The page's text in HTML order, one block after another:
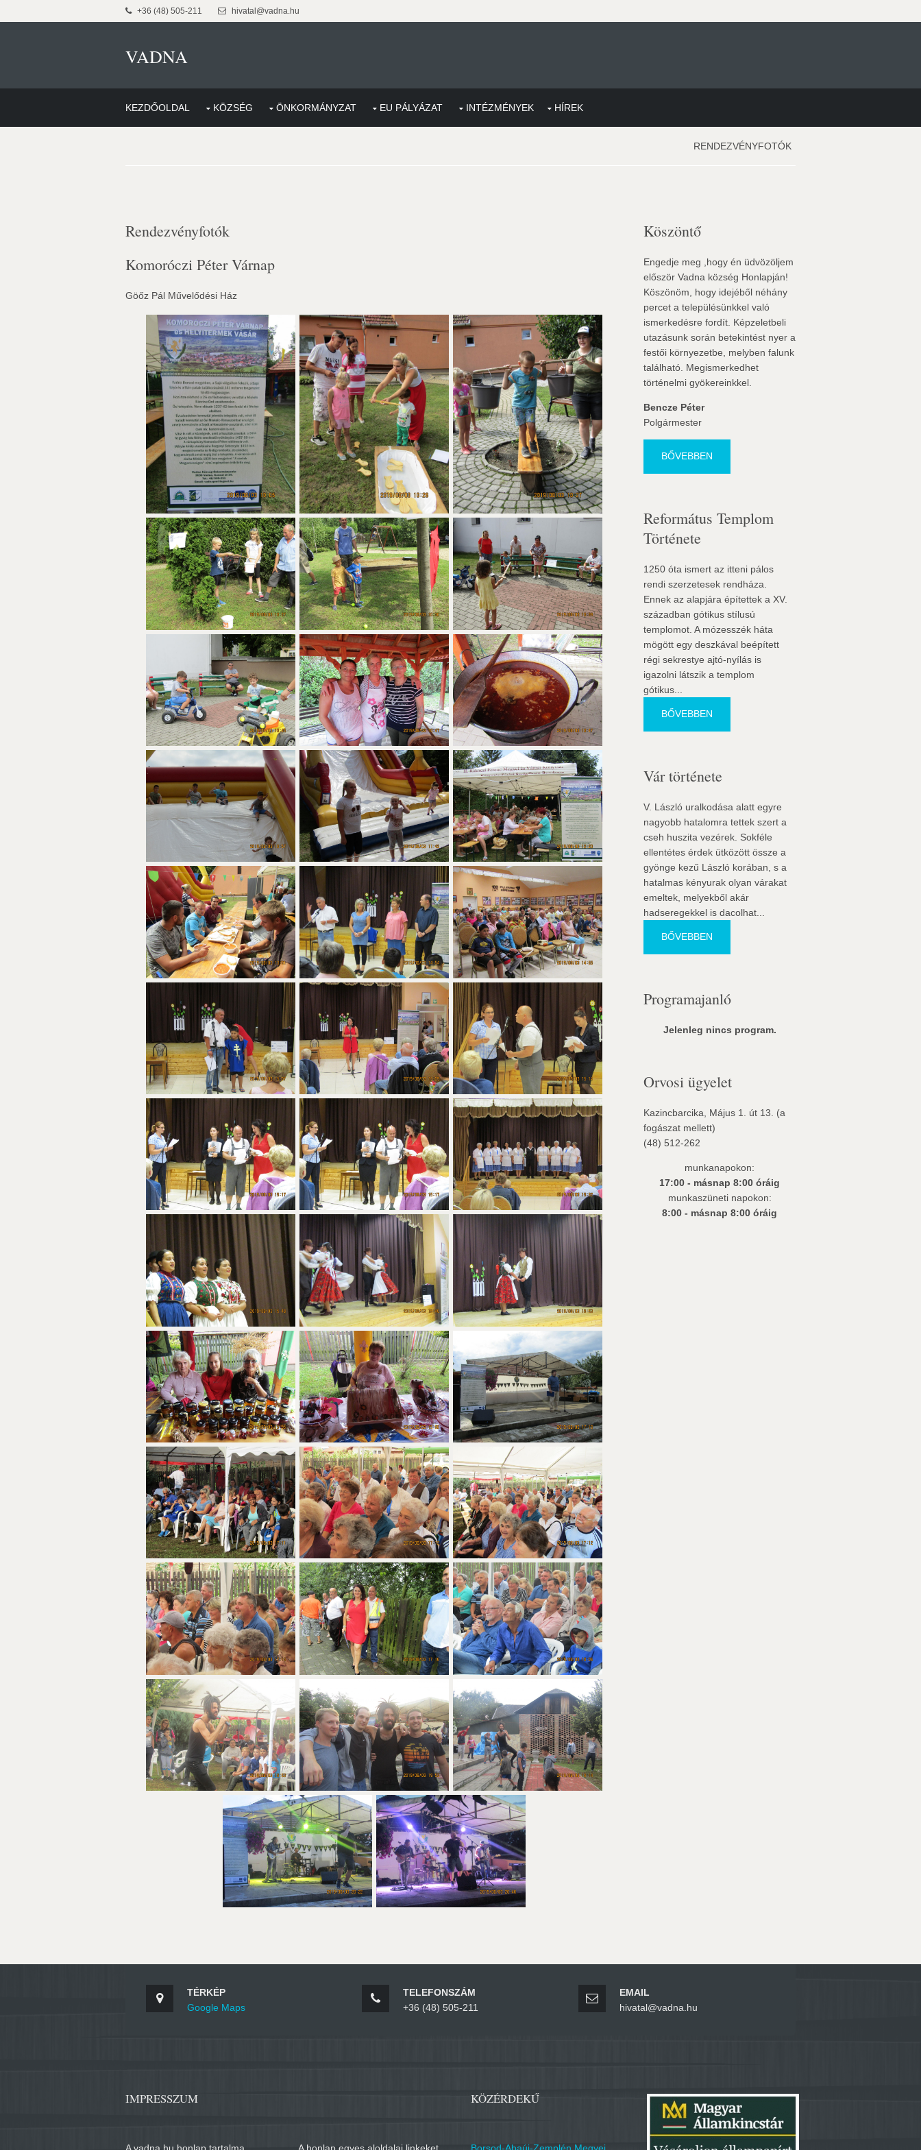
+36 (48) 505-211 hivatal@vadna.hu
VADNA
KEZDŐOLDAL KÖZSÉG ÖNKORMÁNYZAT EU PÁLYÁZAT INTÉZMÉNYEK HÍREK
RENDEZVÉNYFOTÓK
Rendezvényfotók
Komoróczi Péter Várnap
Göőz Pál Művelődési Ház
Köszöntő
Engedje meg ,hogy én üdvözöljem
először Vadna község Honlapján!
Köszönöm, hogy idejéből néhány
percet a településünkkel való
ismerkedésre fordít. Képzeletbeli
utazásunk során betekintést nyer a
festői környezetbe, melyben falunk
található. Megismerkedhet
történelmi gyökereinkkel.
Bencze Péter
Polgármester
BŐVEBBEN
Református Templom
Története
1250 óta ismert az itteni pálos
rendi szerzetesek rendháza.
Ennek az alapjára építettek a XV.
században gótikus stílusú
templomot. A mózesszék háta
mögött egy deszkával beépített
régi sekrestye ajtó-nyílás is
igazolni látszik a templom
gótikus...
BŐVEBBEN
Vár története
V. László uralkodása alatt egyre
nagyobb hatalomra tettek szert a
cseh huszita vezérek. Sokféle
ellentétes érdek ütközött össze a
gyönge kezű László korában, s a
hatalmas kényurak olyan várakat
emeltek, melyekből akár
hadseregekkel is dacolhat...
BŐVEBBEN
Programajanló
Jelenleg nincs program.
Orvosi ügyelet
Kazincbarcika, Május 1. út 13. (a
fogászat mellett)
(48) 512-262
munkanapokon:
17:00 - másnap 8:00 óráig
munkaszüneti napokon:
8:00 - másnap 8:00 óráig
TÉRKÉP
Google Maps
TELEFONSZÁM
+36 (48) 505-211
EMAIL
hivatal@vadna.hu
IMPRESSZUM
A vadna.hu honlap tartalma A honlap egyes aloldalai linkeket
KÖZÉRDEKŰ
Borsod-Abaúj-Zemplén Megyei